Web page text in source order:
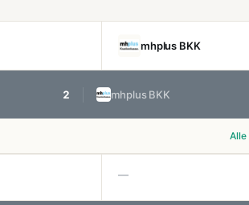
mhplus BKK
2 mhplus BKK
Alle
—